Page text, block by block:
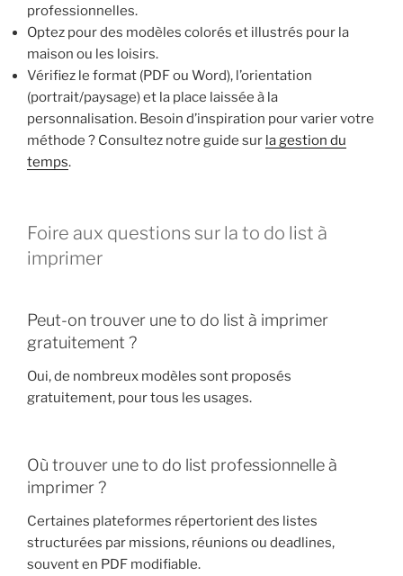
professionnelles.
Optez pour des modèles colorés et illustrés pour la
maison ou les loisirs.
Vérifiez le format (PDF ou Word), l’orientation
(portrait/paysage) et la place laissée à la
personnalisation. Besoin d’inspiration pour varier votre
méthode ? Consultez notre guide sur la gestion du
temps.
Foire aux questions sur la to do list à
imprimer
Peut-on trouver une to do list à imprimer
gratuitement ?
Oui, de nombreux modèles sont proposés
gratuitement, pour tous les usages.
Où trouver une to do list professionnelle à
imprimer ?
Certaines plateformes répertorient des listes
structurées par missions, réunions ou deadlines,
souvent en PDF modifiable.